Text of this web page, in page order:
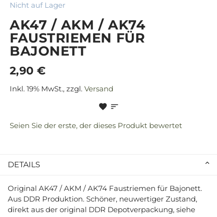
Nicht auf Lager
AK47 / AKM / AK74
FAUSTRIEMEN FÜR
BAJONETT
2,90 €
Inkl. 19% MwSt., zzgl. Versand
Seien Sie der erste, der dieses Produkt bewertet
DETAILS
Original AK47 / AKM / AK74 Faustriemen für Bajonett.
Aus DDR Produktion. Schöner, neuwertiger Zustand,
direkt aus der original DDR Depotverpackung, siehe